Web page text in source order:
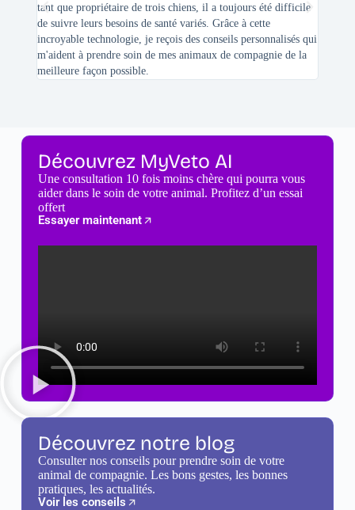
tant que propriétaire de trois chiens, il a toujours été difficile
de suivre leurs besoins de santé variés. Grâce à cette
incroyable technologie, je reçois des conseils personnalisés qui
m'aident à prendre soin de mes animaux de compagnie de la
meilleure façon possible.
Découvrez MyVeto AI
Une consultation 10 fois moins chère qui pourra vous
aider dans le soin de votre animal. Profitez d’un essai
offert
Essayer maintenant
Découvrez notre blog
Consulter nos conseils pour prendre soin de votre
animal de compagnie. Les bons gestes, les bonnes
pratiques, les actualités.
Voir les conseils